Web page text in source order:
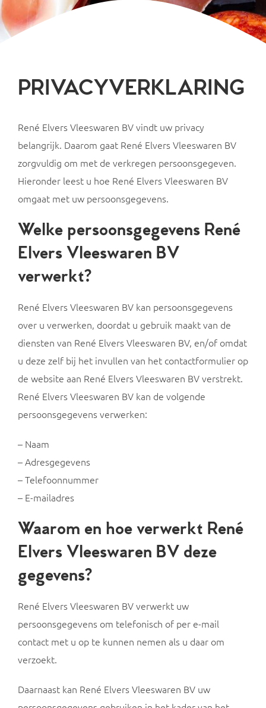
PRIVACYVERKLARING
René Elvers Vleeswaren BV vindt uw privacy
belangrijk. Daarom gaat René Elvers Vleeswaren BV
zorgvuldig om met de verkregen persoonsgegeven.
Hieronder leest u hoe René Elvers Vleeswaren BV
omgaat met uw persoonsgegevens.
Welke persoonsgegevens René
Elvers Vleeswaren BV
verwerkt?
René Elvers Vleeswaren BV kan persoonsgegevens
over u verwerken, doordat u gebruik maakt van de
diensten van René Elvers Vleeswaren BV, en/of omdat
u deze zelf bij het invullen van het contactformulier op
de website aan René Elvers Vleeswaren BV verstrekt.
René Elvers Vleeswaren BV kan de volgende
persoonsgegevens verwerken:
– Naam
– Adresgegevens
– Telefoonnummer
– E-mailadres
Waarom en hoe verwerkt René
Elvers Vleeswaren BV deze
gegevens?
René Elvers Vleeswaren BV verwerkt uw
persoonsgegevens om telefonisch of per e-mail
contact met u op te kunnen nemen als u daar om
verzoekt.
Daarnaast kan René Elvers Vleeswaren BV uw